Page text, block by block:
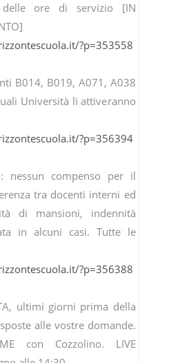
ore di servizio [IN
?p=353558
B014, B019, A071, A038
Università li attiveranno
?p=356394
nessun compenso per il
tra docenti interni ed
di mansioni, indennità
in alcuni casi. Tutte le
?p=356388
ultimi giorni prima della
alle vostre domande.
con Cozzolino. LIVE